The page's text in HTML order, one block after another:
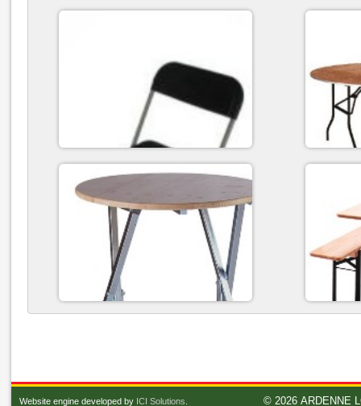
Website engine developed by ICI Solutions © 2026 ARDENNE